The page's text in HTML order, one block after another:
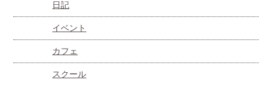
日記
イベント
カフェ
スクール